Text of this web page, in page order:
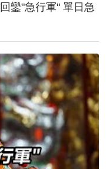
行軍" 單日急